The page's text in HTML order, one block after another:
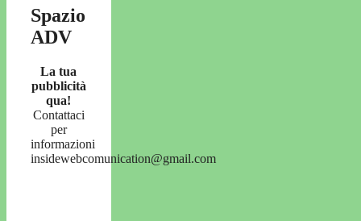
Spazio
ADV
La tua
pubblicità
qua!
Contattaci
per
informazioni
insidewebcomunication@gmail.com